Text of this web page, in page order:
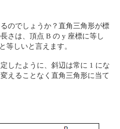
のでしょうか？直角三角形が標
さは、頂点 B の y 座標に等し
等しいと言えます。
したように、斜辺は常に 1 にな
えることなく直角三角形に当て